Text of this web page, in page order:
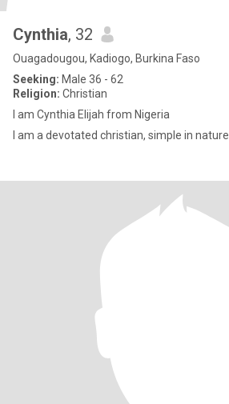
Cynthia, 32
Ouagadougou, Kadiogo, Burkina Faso
Seeking: Male 36 - 62
Religion: Christian
I am Cynthia Elijah from Nigeria
I am a devotated christian, simple in nature